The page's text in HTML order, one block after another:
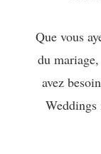
Que vous
du
avez
Weddings